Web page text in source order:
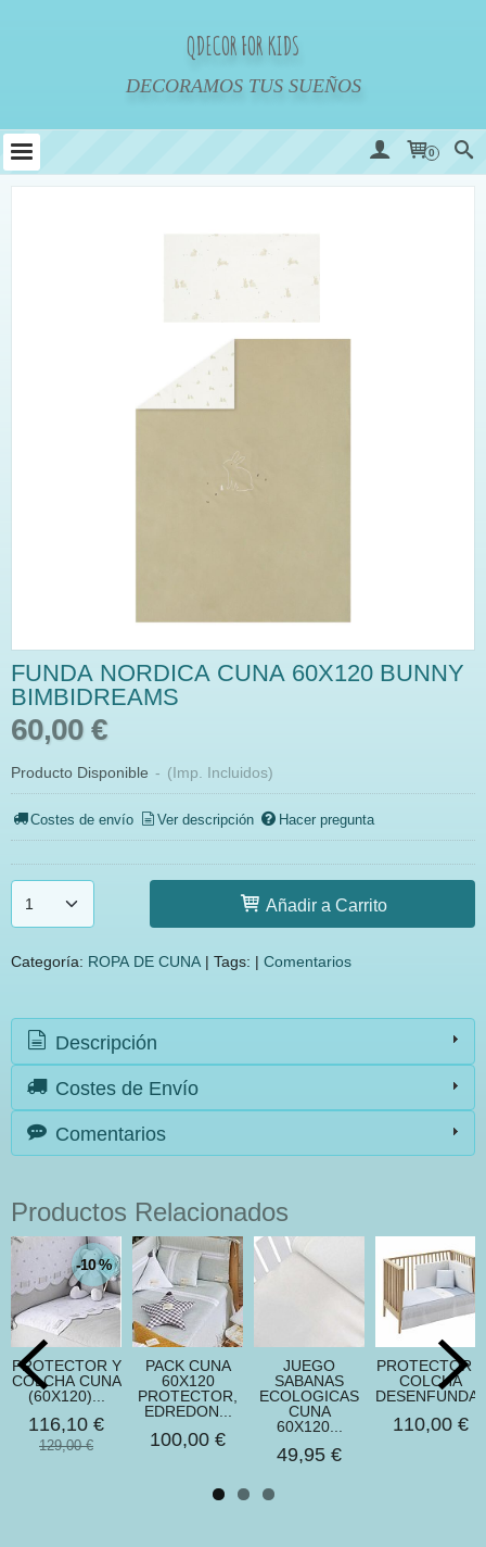
QDECOR FOR KIDS
DECORAMOS TUS SUEÑOS
0
FUNDA NORDICA CUNA 60X120 BUNNY
BIMBIDREAMS
60,00 €
Producto Disponible - (Imp. Incluidos)
Costes de envío Ver descripción Hacer pregunta
Añadir a Carrito
Categoría: ROPA DE CUNA | Tags: | Comentarios
Descripción
Costes de Envío
Comentarios
Productos Relacionados
-10 %
PROTECTOR Y
COLCHA CUNA
(60X120)...
116,10 €
129,00 €
PACK CUNA
60X120
PROTECTOR,
EDREDON...
100,00 €
JUEGO
SABANAS
ECOLOGICAS
CUNA
60X120...
49,95 €
PROTECTOR Y
COLCHA
110,00 €